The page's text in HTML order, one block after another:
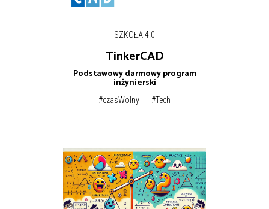
SZKOŁA 4.0
TinkerCAD
Podstawowy darmowy program
inżynierski
#czasWolny #Tech